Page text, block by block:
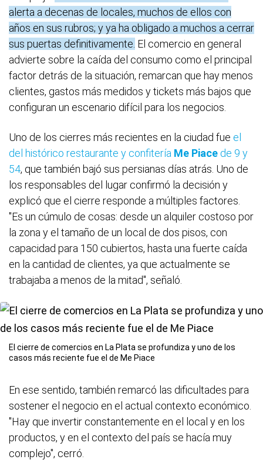
alerta a decenas de locales, muchos de ellos con
años en sus rubros; y ya ha obligado a muchos a cerrar
sus puertas definitivamente. El comercio en general
advierte sobre la caída del consumo como el principal
factor detrás de la situación, remarcan que hay menos
clientes, gastos más medidos y tickets más bajos que
configuran un escenario difícil para los negocios.
Uno de los cierres más recientes en la ciudad fue el
del histórico restaurante y confitería Me Piace de 9 y
54, que también bajó sus persianas días atrás. Uno de
los responsables del lugar confirmó la decisión y
explicó que el cierre responde a múltiples factores.
"Es un cúmulo de cosas: desde un alquiler costoso por
la zona y el tamaño de un local de dos pisos, con
capacidad para 150 cubiertos, hasta una fuerte caída
en la cantidad de clientes, ya que actualmente se
trabajaba a menos de la mitad", señaló.
El cierre de comercios en La Plata se profundiza y uno de los
casos más reciente fue el de Me Piace
En ese sentido, también remarcó las dificultades para
sostener el negocio en el actual contexto económico.
"Hay que invertir constantemente en el local y en los
productos, y en el contexto del país se hacía muy
complejo", cerró.